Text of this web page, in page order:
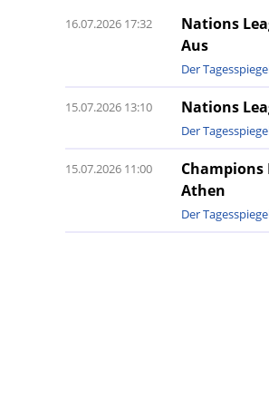
Nations
Aus
16.07.2026 17:32
Der
Nations
15.07.2026 13:10
Der
Athen
15.07.2026 11:00
Der